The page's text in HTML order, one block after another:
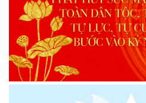
Lễ hội sầu riêng Đắk Lắk 2026
động đặc sắc
Đại hội lần thứ I Chi hội Múa: